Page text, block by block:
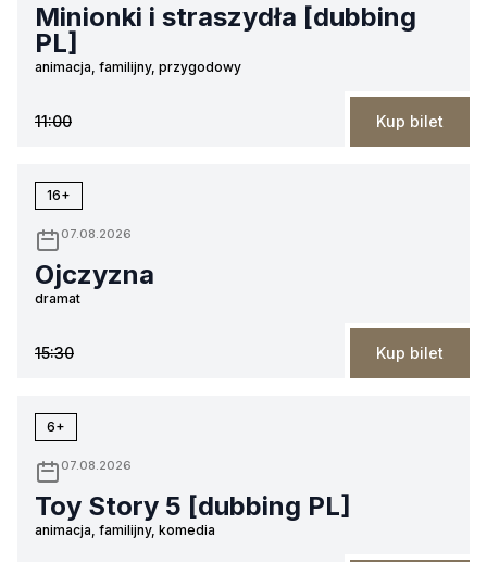
Minionki i straszydła [dubbing
PL]
animacja, familijny, przygodowy
11:00 Kup bilet
16+
07.08.2026
Ojczyzna
dramat
15:30 Kup bilet
6+
07.08.2026
Toy Story 5 [dubbing PL]
animacja, familijny, komedia